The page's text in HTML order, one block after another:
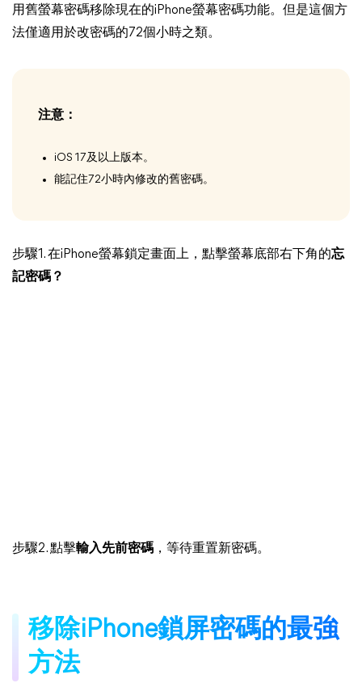
用舊螢幕密碼移除現在的iPhone螢幕密碼功能。但是這個方
法僅適用於改密碼的72個小時之類。
注意：
iOS 17及以上版本。
能記住72小時內修改的舊密碼。
步驟1. 在iPhone螢幕鎖定畫面上，點擊螢幕底部右下角的忘
記密碼？
步驟2. 點擊輸入先前密碼 ，等待重置新密碼。
移除iPhone鎖屏密碼的最強
方法